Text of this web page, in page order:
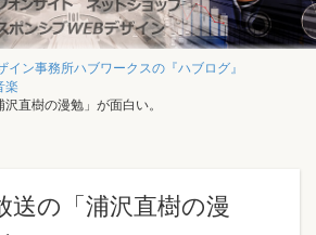
イン事務所ハブワークスの『ハブログ』
楽
直樹の漫勉」が面白い。
送の「浦沢直樹の漫